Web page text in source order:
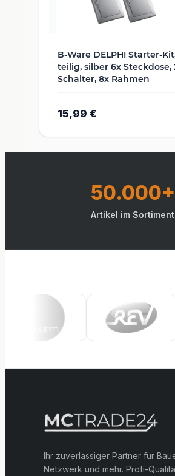
B-Ware DELPHI Starter-
teilig, silber 6x Steckdose,
Schalter, 8x Rahmen
15,99 €
50.000+
Artikel im Sortiment
Ihr zuverlässiger Partner für
Netzwerk und mehr. Profi-